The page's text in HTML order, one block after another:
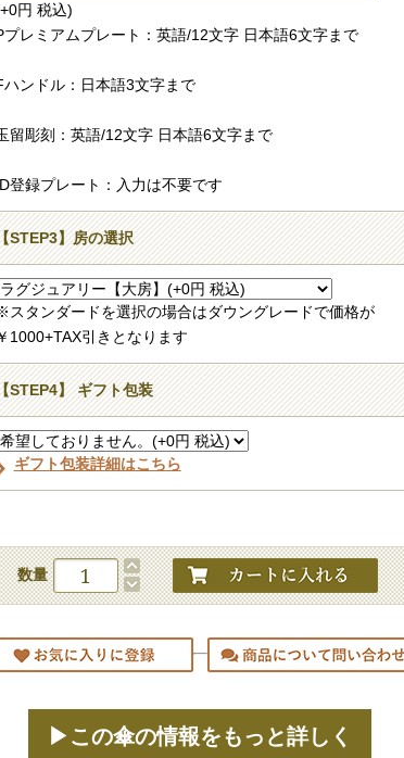
円 税込)
プレミアムプレート：英語/12文字 日本語6文字まで
ハンドル：日本語3文字まで
留彫刻：英語/12文字 日本語6文字まで
登録プレート：入力は不要です
STEP3】房の選択
スタンダードを選択の場合はダウングレードで価格が
1000+TAX引きとなります
STEP4】 ギフト包装
ギフト包装詳細はこちら
数量
▶この傘の情報をもっと詳しく